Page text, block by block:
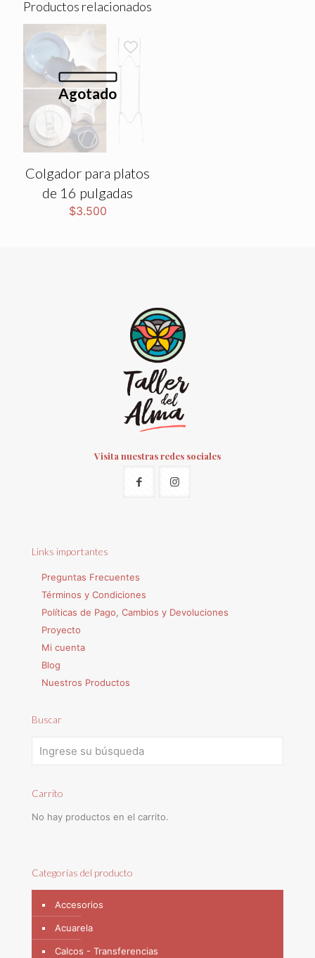
Productos relacionados
Agotado
Colgador para platos
de 16 pulgadas
$3.500
Visita nuestras redes sociales
Links importantes
Preguntas Frecuentes
Términos y Condiciones
Políticas de Pago, Cambios y Devoluciones
Proyecto
Mi cuenta
Blog
Nuestros Productos
Buscar
Carrito
No hay productos en el carrito.
Categorías del producto
Accesorios
Acuarela
Calcos - Transferencias